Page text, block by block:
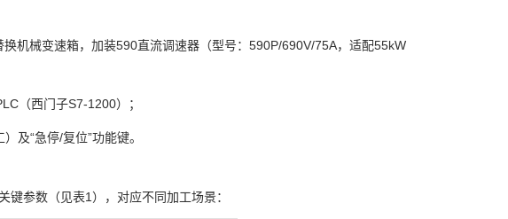
机械变速箱，加装590直流调速器（型号：590P/690V/75A，适配55kW
（西门子S7-1200）；
及“急停/复位”功能键。
参数（见表1），对应不同加工场景：